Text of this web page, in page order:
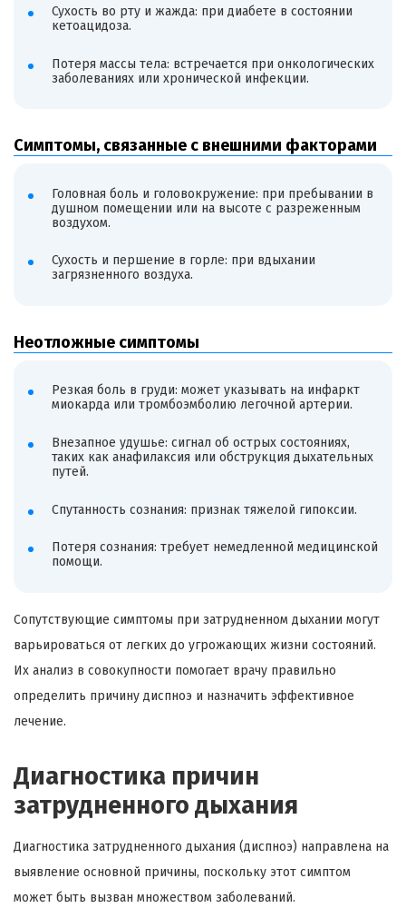
Сухость во рту и жажда: при диабете в состоянии
кетоацидоза.
Потеря массы тела: встречается при онкологических
заболеваниях или хронической инфекции.
Симптомы, связанные с внешними факторами
Головная боль и головокружение: при пребывании в
душном помещении или на высоте с разреженным
воздухом.
Сухость и першение в горле: при вдыхании
загрязненного воздуха.
Неотложные симптомы
Резкая боль в груди: может указывать на инфаркт
миокарда или тромбоэмболию легочной артерии.
Внезапное удушье: сигнал об острых состояниях,
таких как анафилаксия или обструкция дыхательных
путей.
Спутанность сознания: признак тяжелой гипоксии.
Потеря сознания: требует немедленной медицинской
помощи.
Сопутствующие симптомы при затрудненном дыхании могут
варьироваться от легких до угрожающих жизни состояний.
Их анализ в совокупности помогает врачу правильно
определить причину диспноэ и назначить эффективное
лечение.
Диагностика причин
затрудненного дыхания
Диагностика затрудненного дыхания (диспноэ) направлена на
выявление основной причины, поскольку этот симптом
может быть вызван множеством заболеваний.